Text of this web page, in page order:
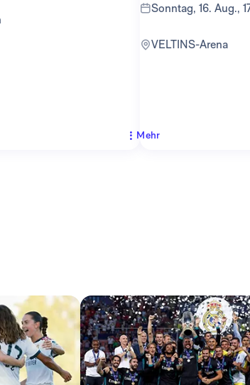
Sonntag, 16. Aug.,
VELTINS-Arena
Mehr